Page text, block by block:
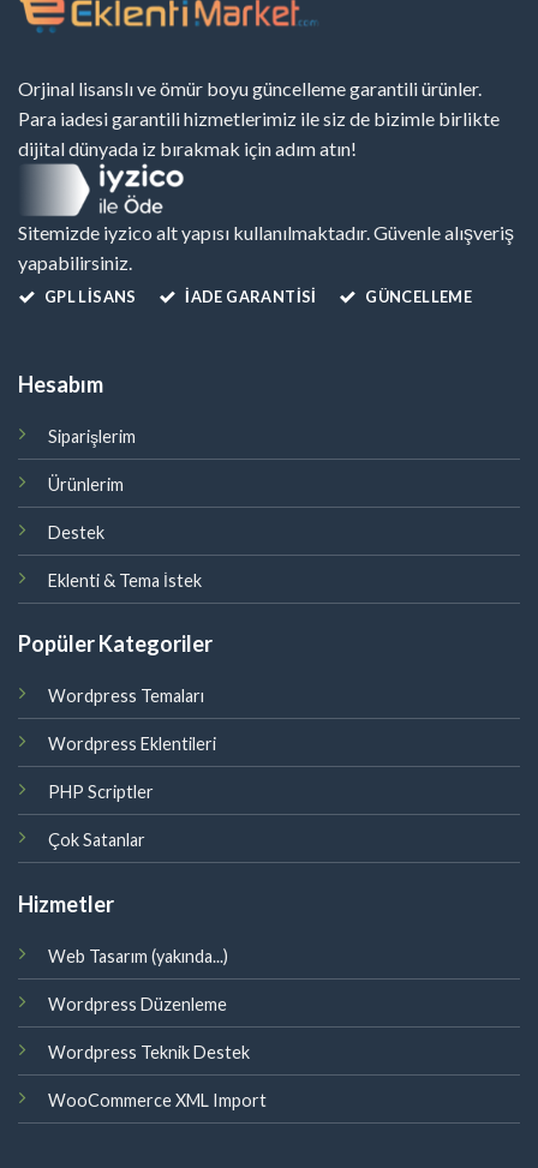
Orjinal lisanslı ve ömür boyu güncelleme garantili ürünler.
Para iadesi garantili hizmetlerimiz ile siz de bizimle birlikte
dijital dünyada iz bırakmak için adım atın!
Sitemizde iyzico alt yapısı kullanılmaktadır. Güvenle alışveriş
yapabilirsiniz.
GPL LISANS İADE GARANTİSİ GÜNCELLEME
Hesabım
Siparişlerim
Ürünlerim
Destek
Eklenti & Tema İstek
Popüler Kategoriler
Wordpress Temaları
Wordpress Eklentileri
PHP Scriptler
Çok Satanlar
Hizmetler
Web Tasarım (yakında...)
Wordpress Düzenleme
Wordpress Teknik Destek
WooCommerce XML Import